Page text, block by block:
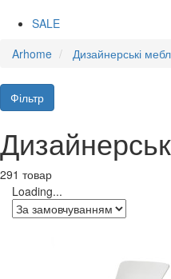
SALE
Arhome
Дизайнерські
Фільтр
291 товар
Loading...